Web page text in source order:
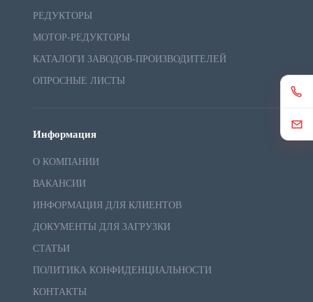
РЕДУКТОРЫ
МОТОР-РЕДУКТОРЫ
КАТАЛОГИ ЗАВОДОВ-ПРОИЗВОДИТЕЛЕЙ
ОПРОСНЫЕ ЛИСТЫ
Информация
О КОМПАНИИ
ВАКАНСИИ
ИНФОРМАЦИЯ ДЛЯ КЛИЕНТОВ
ДОКУМЕНТЫ ДЛЯ ЗАГРУЗКИ
СТАТЬИ
ПОЛИТИКА КОНФИДЕНЦИАЛЬНОСТИ
КОНТАКТЫ